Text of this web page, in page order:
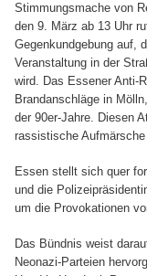
Stimmungsmache von
den 9. März ab 13 Uhr
Gegenkundgebung auf,
Veranstaltung in der
wird. Das Essener Anti-
Brandanschläge in
der 90er-Jahre. Diesen
rassistische
Essen stellt sich quer
und die
um die Provokationen
Das Bündnis weist
Neonazi-Parteien